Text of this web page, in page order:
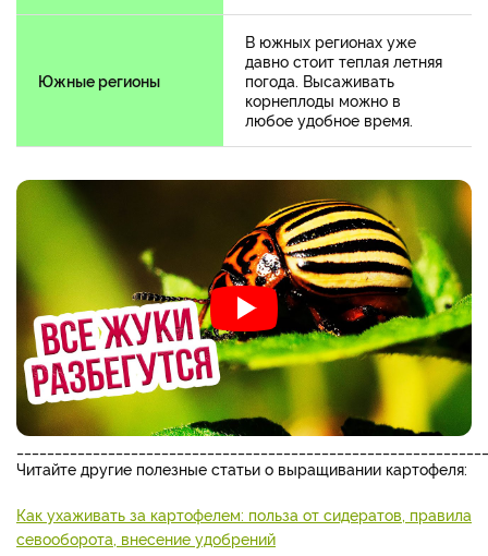
Южные регионы
В южных регионах уже
давно стоит теплая летняя
погода. Высаживать
корнеплоды можно в
любое удобное время.
Читайте другие полезные статьи о выращивании картофеля:
Как ухаживать за картофелем: польза от сидератов, правила
севооборота, внесение удобрений